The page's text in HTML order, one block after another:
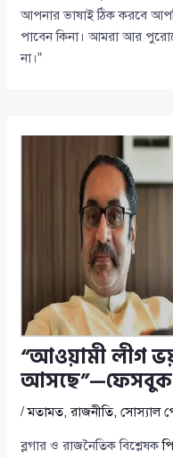
আপনার ভাষাই ঠিক করবে
পাবেন কিনা। আমরা আর
না।”
“আওয়ামী লীগ
আসছে”—ফেসবুক
/মতামত,রাজনীতি,সোস্যাল
ব্লগার ও রাজনৈতিক বিশ্লেষক